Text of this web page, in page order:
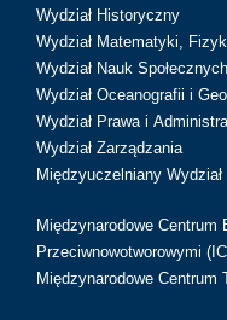
Wydział Historyczny
Wydział Matematyki,
Wydział Nauk Społecznych
Wydział Oceanografii i
Wydział Prawa i
Wydział Zarządzania
Międzyuczelniany
Międzynarodowe Centrum
Przeciwnowotworowymi
Międzynarodowe Centrum